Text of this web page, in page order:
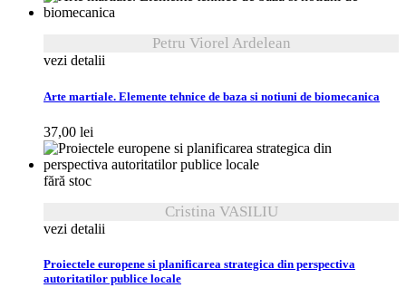
Petru Viorel Ardelean
vezi detalii
Arte martiale. Elemente tehnice de baza si notiuni de biomecanica
37,00 lei
fără stoc
Cristina VASILIU
vezi detalii
Proiectele europene si planificarea strategica din perspectiva
autoritatilor publice locale